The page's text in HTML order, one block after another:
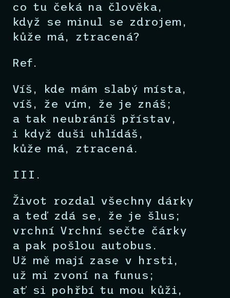
co tu čeká na člověka,
když se minul se zdrojem,
kůže má, ztracená?
Ref.
Víš, kde mám slabý místa,
víš, že vím, že je znáš;
a tak neubráníš přístav,
i když duši uhlídáš,
kůže má, ztracená.
III.
Život rozdal všechny dárky
a teď zdá se, že je šlus;
vrchní Vrchní sečte čárky
a pak pošlou autobus.
Už mě mají zase v hrsti,
už mi zvoní na funus;
ať si pohřbí tu mou kůži,